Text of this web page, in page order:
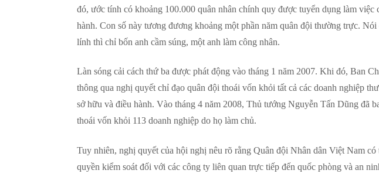
đó, ước tính có khoảng 100.000 quân nhân chính quy được tuyển dụng làm việc
hành. Con số này tương đương khoảng một phần năm quân đội thường trực.
lính thì chỉ bốn anh cầm súng, một anh làm công nhân.
Làn sóng cải cách thứ ba được phát động vào tháng 1 năm 2007. Khi đó, Ban
thông qua nghị quyết chỉ đạo quân đội thoái vốn khỏi tất cả các doanh nghiệp
sở hữu và điều hành. Vào tháng 4 năm 2008, Thủ tướng Nguyễn Tấn Dũng đã
thoái vốn khỏi 113 doanh nghiệp do họ làm chủ.
Tuy nhiên, nghị quyết của hội nghị nêu rõ rằng Quân đội Nhân dân Việt Nam
quyền kiểm soát đối với các công ty liên quan trực tiếp đến quốc phòng và an